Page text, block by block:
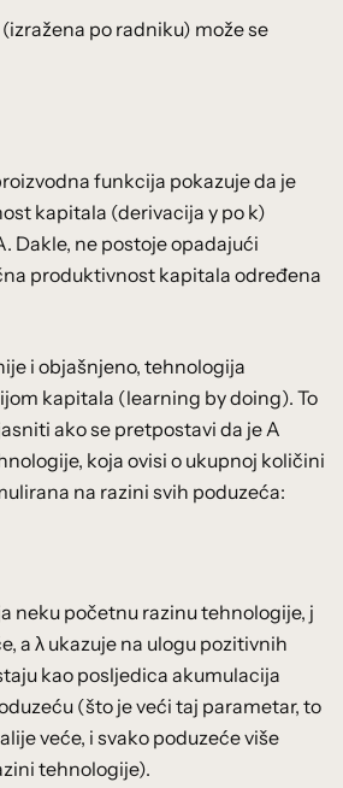
po radniku) može se
funkcija pokazuje da je
kapitala (derivacija y po k)
Dakle, ne postoje opadajući
produktivnost kapitala određena
i objašnjeno, tehnologija
kapitala (learning by doing). To
ako se pretpostavi da je A
koja ovisi o ukupnoj količini
na razini svih poduzeća:
neku početnu razinu tehnologije, j
a λ ukazuje na ulogu pozitivnih
kao posljedica akumulacija
(što je veći taj parametar, to
veće, i svako poduzeće više
tehnologije).